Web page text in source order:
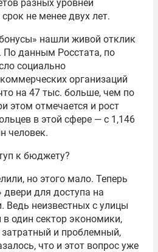
разных уровней
не менее двух лет.
нашли живой отклик
По данным Росстата, по
социально
организаций
на 47 тыс. больше, чем по
этом отмечается и рост
в этой сфере — с 1,146
человек.
к бюджету?
но этого мало. Теперь
для доступа на
Ведь неизвестных с улицы
в один сектор экономики,
и проблемный,
что и этот вопрос уже